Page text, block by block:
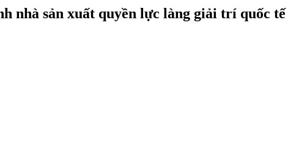
nhà sản xuất quyền lực làng giải trí quốc tế